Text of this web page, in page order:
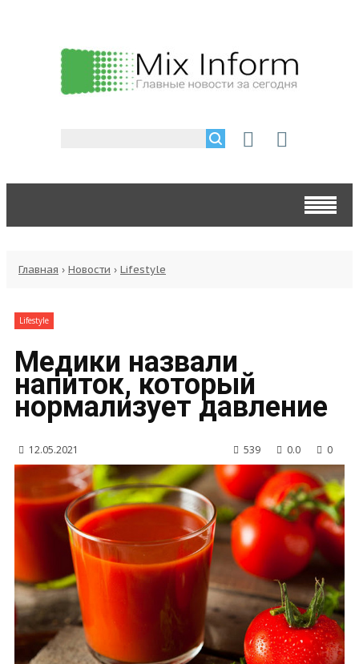
Главная › Новости › Lifestyle
Lifestyle
Медики назвали
напиток, который
нормализует давление
12.05.2021 539 0.0 0